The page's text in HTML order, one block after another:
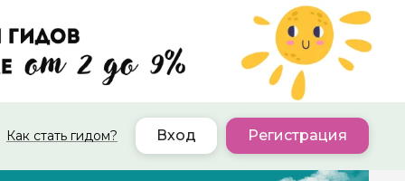
Как стать гидом? Вход Регистрация